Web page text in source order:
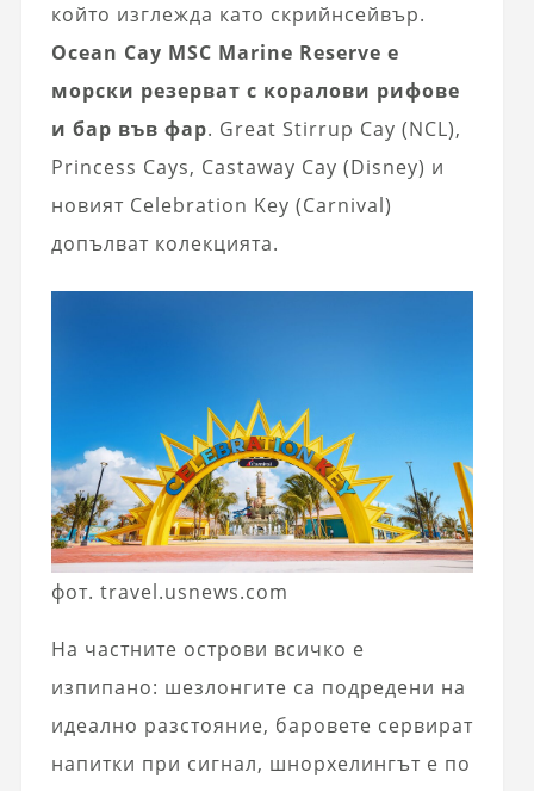
който изглежда като скрийнсейвър.
Ocean Cay MSC Marine Reserve е
морски резерват с коралови рифове
и бар във фар. Great Stirrup Cay (NCL),
Princess Cays, Castaway Cay (Disney) и
новият Celebration Key (Carnival)
допълват колекцията.
фот. travel.usnews.com
На частните острови всичко е
изпипано: шезлонгите са подредени на
идеално разстояние, баровете сервират
напитки при сигнал, шнорхелингът е по